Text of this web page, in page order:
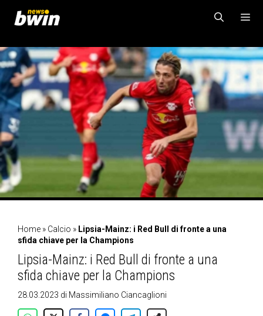
contenuto
MENU
Home » Calcio » Lipsia-Mainz: i Red Bull di fronte a una
sfida chiave per la Champions
Lipsia-Mainz: i Red Bull di fronte a una
sfida chiave per la Champions
28.03.2023 di Massimiliano Ciancaglioni